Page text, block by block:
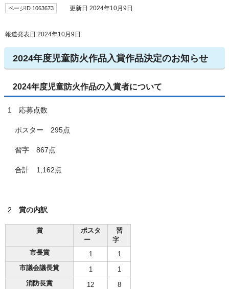
ページID 1063673 更新日 2024年10月9日
報道発表日 2024年10月9日
2024年度児童防火作品入賞作品決定のお知らせ
2024年度児童防火作品の入賞者について
1 応募点数
ポスター 295点
習字 867点
合計 1,162点
2 賞の内訳
賞
ポスタ
ー
習
字
市長賞
1
1
市議会議長賞
1
1
消防長賞
12
8